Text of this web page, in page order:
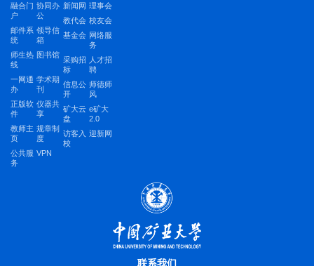
融合门
户
协同办
公
邮件系
统
领导信
箱
师生热
线
图书馆
一网通
办
学术期
刊
正版软
件
仪器共
享
教师主
页
规章制
度
公共服
务
VPN
新闻网 理事会
教代会 校友会
基金会 网络服
务
采购招
标
人才招
聘
信息公
开
师德师
风
矿大云
盘
e矿大
2.0
访客入
校
迎新网
联系我们